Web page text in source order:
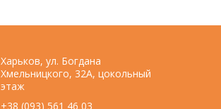
Харьков, ул. Богдана
Хмельницкого, 32А, цокольный
этаж
+38 (093) 561 46 03